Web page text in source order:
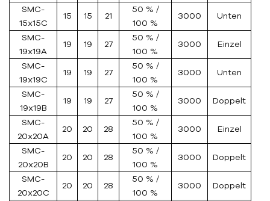
SMC-
15x15C
15 15 21
50 % /
100 %
3000 Unten
SMC-
19x19A
19 19 27
50 % /
100 %
3000 Einzel
SMC-
19x19C
19 19 27
50 % /
100 %
3000 Unten
SMC-
19x19B
19 19 27
50 % /
100 %
3000 Doppelt
SMC-
20x20A
20 20 28
50 % /
100 %
3000 Einzel
SMC-
20x20B
20 20 28
50 % /
100 %
3000 Doppelt
SMC-
20x20C
20 20 28
50 % /
100 %
3000 Doppelt